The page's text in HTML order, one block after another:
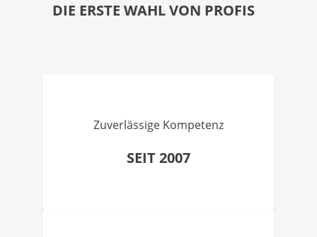
DIE ERSTE WAHL VON PROFIS
Zuverlässige Kompetenz
SEIT 2007